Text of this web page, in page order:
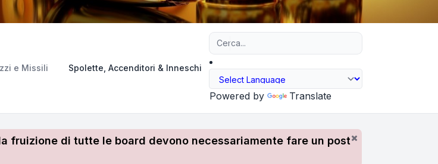
e Missili Spolette, Accenditori & Inneschi
Powered by Translate
fruizione di tutte le board devono necessariamente fare un post